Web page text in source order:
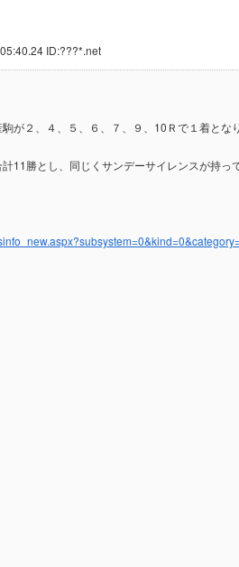
ID:???*.net
が２、４、５、６、７、９、10Ｒで１着と
11勝とし、同じくサンデーサイレンスが持っ